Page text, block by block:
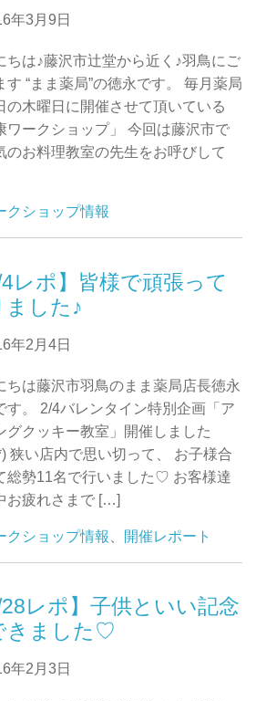
年3月9日
ちは♪藤沢市辻堂から近く♪羽鳥にご
す “まま薬局”の徳永です。 毎月薬局
の木曜日に開催させて頂いている
ワークショップ」 今回は藤沢市で
のお料理教室の先生をお呼びして
クショップ情報
4レポ】皆様で頑張って
ました♪
年2月4日
ちは藤沢市羽鳥のまま薬局店長徳永
す。 2/4バレンタイン特別企画「ア
グクッキー教室」開催しました
狭い店内で思い切って、 お子様合
総勢11名で行いました♡ お客様達
お疲れさまで […]
クショップ情報 開催レポート
28レポ】子供といい記念
きました♡
年2月3日